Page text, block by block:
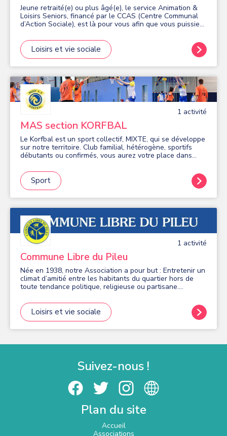
Jeune retraité(e) ou plus âgé(e), le service Animation &
Loisirs Seniors, financé par le CCAS (Centre Communal
d’Action Sociale), est là pour vous afin que vous puissiez
longtemps possible, à une vie sociale riche, génératrice
de lien social et de convivialité. Pour répondre à vos
besoins les plus diversifiés, le Service Animation & Loisirs
Seniors met en place des activités visant à favoriser un
condition physique afin que vieillir et actif riment
ensemble ! Certaines activités sont gratuites, d’autres
dépendent de votre quotient familial.
Loisirs et vie sociale
1 activité
MAS section KORFBAL
Le Korfbal est un sport collectif, MIXTE, qui se développe
sur notre territoire. Club familial, hétérogène, sportifs
débutants ou confirmés, vous aurez votre place dans
le handball, vous êtes les bienvenus pour venir essayer
tout au long de l’année. Créneaux Adultes (+15ans)
mardi : 20h30 - 22h30 Pour la troisième année, nous
poursuivons l'ouverture du créneau jeune. Ce créneau
(2025-2026), l'idée sera de diviser le groupe en deux, en
fonction des âges ou du niveau de korfbal. Vous pouvez
venir faire une séance d'essai tout au long de l'année.
Créneaux Jeunes (6-13 ans) mardi : 18h30 - 19h30
Sport
1 activité
Commune Libre du Pileu
Née en 1938, notre Association a pour but : Entretenir un
climat d’amitié entre les habitants du quartier hors de
toute tendance politique, religieuse ou partisane.
Artistes Activités hebdomadaires :Marche, Jeux de
société, Cours de Peinture, Informatique, Jeu de Boules,
Aqua Gym Animation du Quartier :Galette des Rois, Loto,
Brocante Information programme : Le Pileusien ; gazette
Spectacles Enfants Loisirs : Escapade d’une journée à la
en fin d’année, Repas des Adhérents, Repas partagé en
fin de saison pour toutes activités Défense de
Municipalités pour la conservation ou l’amélioration de la
qualité de vie dans le quartier. L'ADHESION A L
ACTIVITES SONT GRATUITES SAUF L AQUAGYM ET L
ATELIER PEINTURE - ELLE FONCTIONNE TOUTE L
ANNEE HORS VACANCES SCOLAIRES
Loisirs et vie sociale
Suivez-nous !
Plan du site
Accueil
Associations